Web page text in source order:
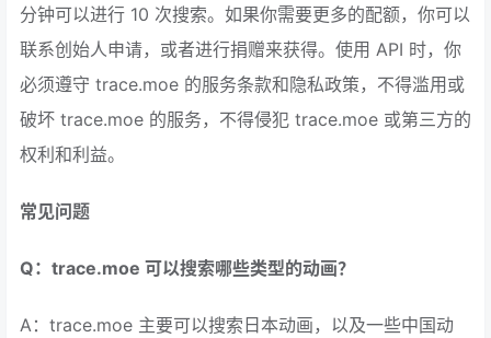
分钟可以进行 10 次搜索。如果你需要更多的配额，你可以
联系创始人申请，或者进行捐赠来获得。使用 API 时，你
必须遵守 trace.moe 的服务条款和隐私政策，不得滥用或
破坏 trace.moe 的服务，不得侵犯 trace.moe 或第三方的
权利和利益。
常见问题
Q：trace.moe 可以搜索哪些类型的动画？
A：trace.moe 主要可以搜索日本动画，以及一些中国动